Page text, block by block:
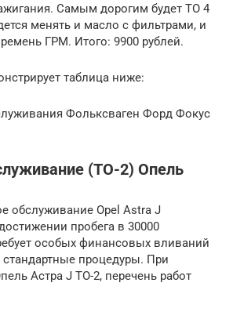
Самым дорогим будет ТО 4
менять и масло с фильтрами, и
ГРМ. Итого: 9900 рублей.
таблица ниже:
Фольксваген Форд Фокус
(ТО-2) Опель
обслуживание Opel Astra J
пробега в 30000
особых финансовых вливаний
процедуры. При
Астра J ТО-2, перечень работ